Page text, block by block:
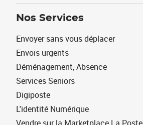
Nos Services
Envoyer sans vous déplacer
Envois urgents
Déménagement, Absence
Services Seniors
Digiposte
L'identité Numérique